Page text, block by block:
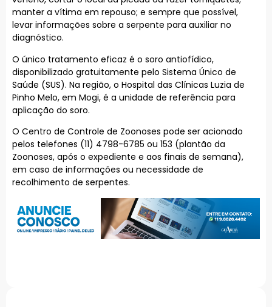
manter a vítima em repouso; e sempre que possível,
levar informações sobre a serpente para auxiliar no
diagnóstico.
O único tratamento eficaz é o soro antiofídico,
disponibilizado gratuitamente pelo Sistema Único de
Saúde (SUS). Na região, o Hospital das Clínicas Luzia de
Pinho Melo, em Mogi, é a unidade de referência para
aplicação do soro.
O Centro de Controle de Zoonoses pode ser acionado
pelos telefones (11) 4798-6785 ou 153 (plantão da
Zoonoses, após o expediente e aos finais de semana),
em caso de informações ou necessidade de
recolhimento de serpentes.